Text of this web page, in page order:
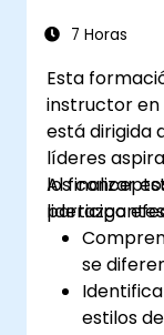
7 Horas
Esta
instructor en
está dirigida
líderes
los
liderazgo
Al finalizar
se
estilos